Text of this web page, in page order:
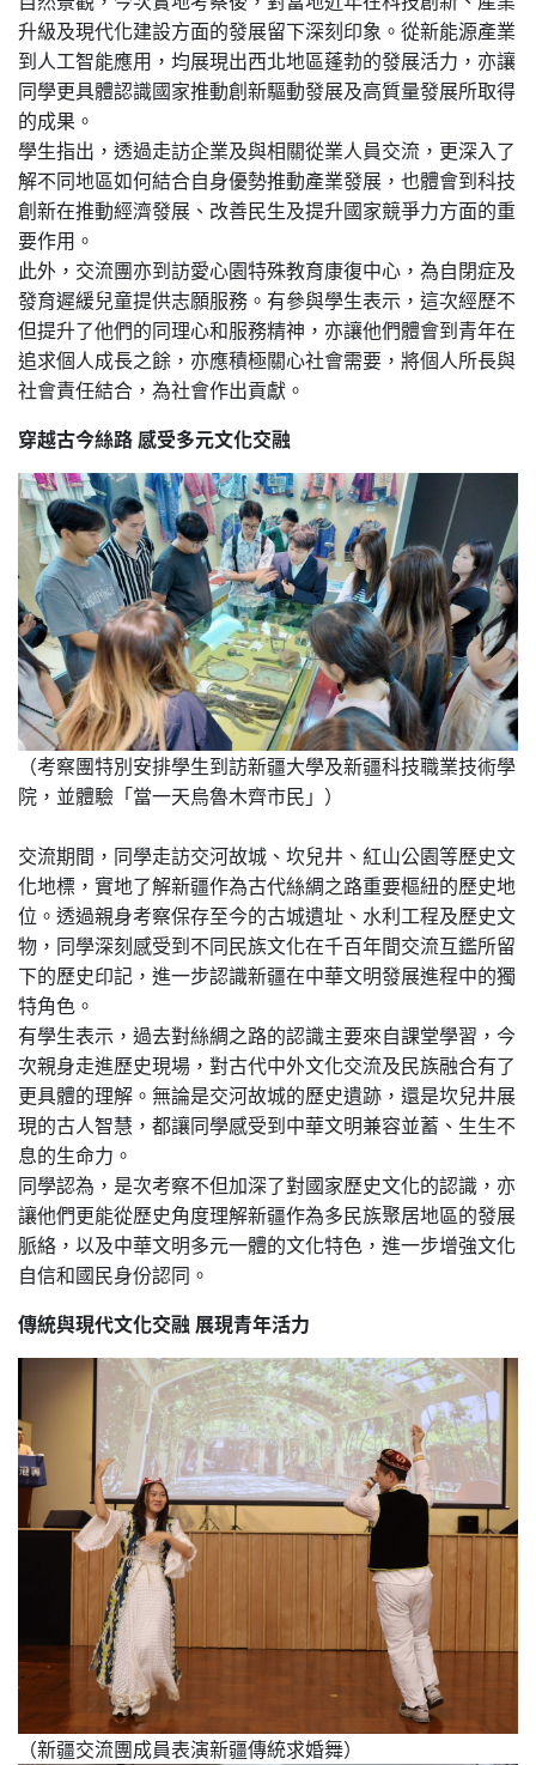
升級及現代化建設方面的發展留下深刻印象。從新能源產業
到人工智能應用，均展現出西北地區蓬勃的發展活力，亦讓
同學更具體認識國家推動創新驅動發展及高質量發展所取得
的成果。
學生指出，透過走訪企業及與相關從業人員交流，更深入了
解不同地區如何結合自身優勢推動產業發展，也體會到科技
創新在推動經濟發展、改善民生及提升國家競爭力方面的重
要作用。
此外，交流團亦到訪愛心園特殊教育康復中心，為自閉症及
發育遲緩兒童提供志願服務。有參與學生表示，這次經歷不
但提升了他們的同理心和服務精神，亦讓他們體會到青年在
追求個人成長之餘，亦應積極關心社會需要，將個人所長與
社會責任結合，為社會作出貢獻。
穿越古今絲路 感受多元文化交融
（考察團特別安排學生到訪新疆大學及新疆科技職業技術學
院，並體驗「當一天烏魯木齊市民」）
交流期間，同學走訪交河故城、坎兒井、紅山公園等歷史文
化地標，實地了解新疆作為古代絲綢之路重要樞紐的歷史地
位。透過親身考察保存至今的古城遺址、水利工程及歷史文
物，同學深刻感受到不同民族文化在千百年間交流互鑑所留
下的歷史印記，進一步認識新疆在中華文明發展進程中的獨
特角色。
有學生表示，過去對絲綢之路的認識主要來自課堂學習，今
次親身走進歷史現場，對古代中外文化交流及民族融合有了
更具體的理解。無論是交河故城的歷史遺跡，還是坎兒井展
現的古人智慧，都讓同學感受到中華文明兼容並蓄、生生不
息的生命力。
同學認為，是次考察不但加深了對國家歷史文化的認識，亦
讓他們更能從歷史角度理解新疆作為多民族聚居地區的發展
脈絡，以及中華文明多元一體的文化特色，進一步增強文化
自信和國民身份認同。
傳統與現代文化交融 展現青年活力
（新疆交流團成員表演新疆傳統求婚舞）